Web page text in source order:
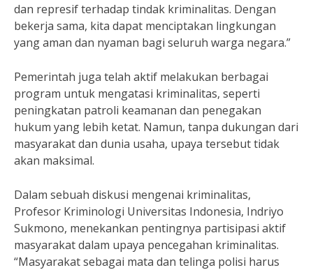
dan represif terhadap tindak kriminalitas. Dengan
bekerja sama, kita dapat menciptakan lingkungan
yang aman dan nyaman bagi seluruh warga negara.”
Pemerintah juga telah aktif melakukan berbagai
program untuk mengatasi kriminalitas, seperti
peningkatan patroli keamanan dan penegakan
hukum yang lebih ketat. Namun, tanpa dukungan dari
masyarakat dan dunia usaha, upaya tersebut tidak
akan maksimal.
Dalam sebuah diskusi mengenai kriminalitas,
Profesor Kriminologi Universitas Indonesia, Indriyo
Sukmono, menekankan pentingnya partisipasi aktif
masyarakat dalam upaya pencegahan kriminalitas.
“Masyarakat sebagai mata dan telinga polisi harus